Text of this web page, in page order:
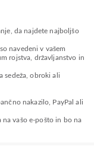
da najdete najboljšo
navedeni v vašem
rojstva, državljanstvo in
sedeža, obroki ali
nakazilo, PayPal ali
vašo e-pošto in bo na